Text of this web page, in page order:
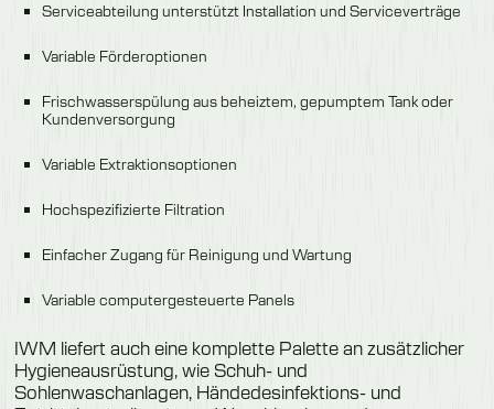
Serviceabteilung unterstützt Installation und Serviceverträge
Variable Förderoptionen
Frischwasserspülung aus beheiztem, gepumptem Tank oder
Kundenversorgung
Variable Extraktionsoptionen
Hochspezifizierte Filtration
Einfacher Zugang für Reinigung und Wartung
Variable computergesteuerte Panels
IWM liefert auch eine komplette Palette an zusätzlicher
Hygieneausrüstung, wie Schuh- und
Sohlenwaschanlagen, Händedesinfektions- und